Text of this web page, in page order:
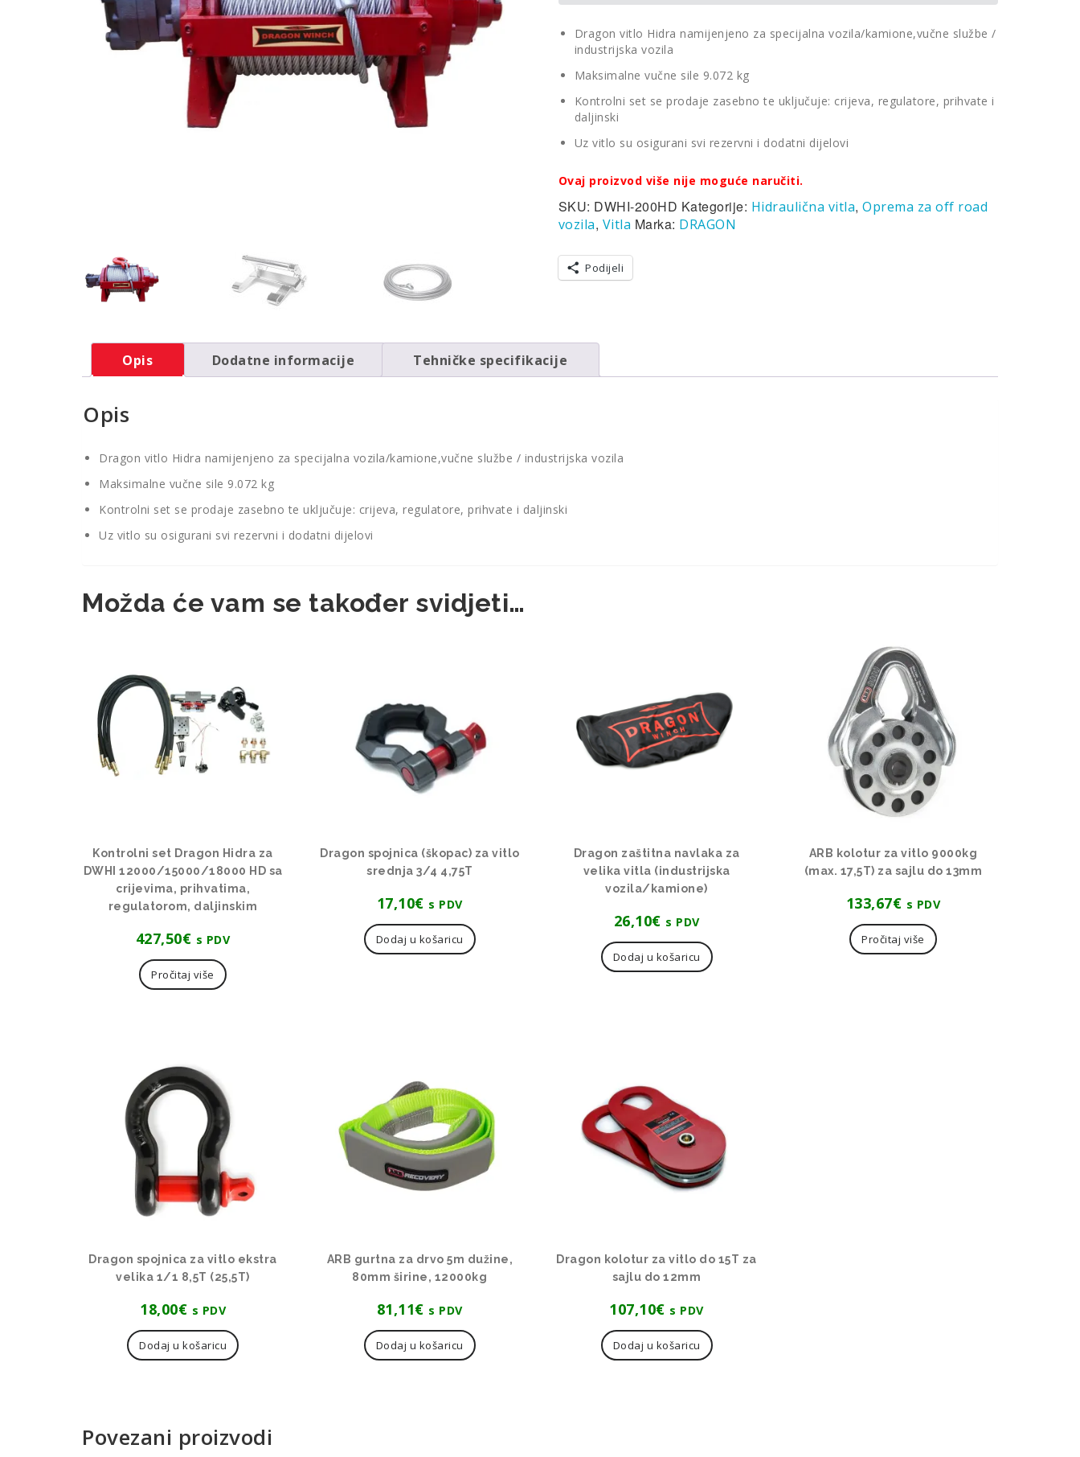
Dragon vitlo Hidra namijenjeno za specijalna vozila/kamione,vučne službe /
industrijska vozila
Maksimalne vučne sile 9.072 kg
Kontrolni set se prodaje zasebno te uključuje: crijeva, regulatore, prihvate i
daljinski
Uz vitlo su osigurani svi rezervni i dodatni dijelovi
Ovaj proizvod više nije moguće naručiti.
SKU: DWHI-200HD Kategorije: Hidraulična vitla,Oprema za off road
vozila, Vitla Marka: DRAGON
Podijeli
Opis Dodatne informacije Tehničke specifikacije
Opis
Dragon vitlo Hidra namijenjeno za specijalna vozila/kamione,vučne službe / industrijska vozila
Maksimalne vučne sile 9.072 kg
Kontrolni set se prodaje zasebno te uključuje: crijeva, regulatore, prihvate i daljinski
Uz vitlo su osigurani svi rezervni i dodatni dijelovi
Možda će vam se također svidjeti…
Kontrolni set Dragon Hidra za
DWHI 12000/15000/18000 HD sa
crijevima, prihvatima,
regulatorom, daljinskim
427,50€ s PDV
Pročitaj više
Dragon spojnica (škopac) za vitlo
srednja 3/4 4,75T
17,10€ s PDV
Dodaj u košaricu
Dragon zaštitna navlaka za
velika vitla (industrijska
vozila/kamione)
26,10€ s PDV
Dodaj u košaricu
ARB kolotur za vitlo 9000kg
(max. 17,5T) za sajlu do 13mm
133,67€ s PDV
Pročitaj više
Dragon spojnica za vitlo ekstra
velika 1/1 8,5T (25,5T)
18,00€ s PDV
Dodaj u košaricu
ARB gurtna za drvo 5m dužine,
80mm širine, 12000kg
81,11€ s PDV
Dodaj u košaricu
Dragon kolotur za vitlo do 15T za
sajlu do 12mm
107,10€ s PDV
Dodaj u košaricu
Povezani proizvodi